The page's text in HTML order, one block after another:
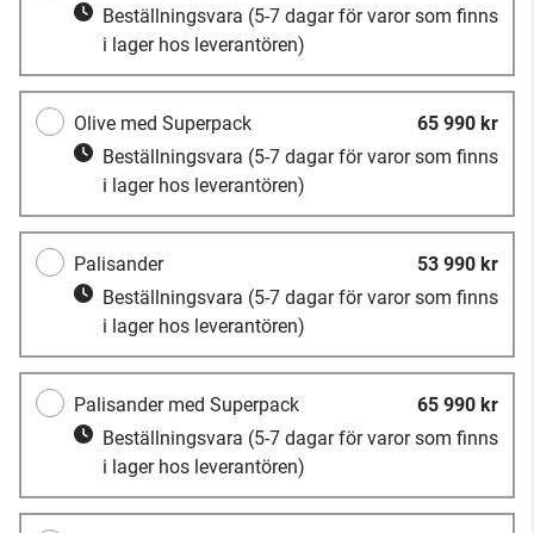
Beställningsvara (5-7 dagar för varor som finns
i lager hos leverantören)
Olive med Superpack
65 990 kr
Beställningsvara (5-7 dagar för varor som finns
i lager hos leverantören)
Palisander
53 990 kr
Beställningsvara (5-7 dagar för varor som finns
i lager hos leverantören)
Palisander med Superpack
65 990 kr
Beställningsvara (5-7 dagar för varor som finns
i lager hos leverantören)